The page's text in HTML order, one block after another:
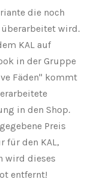
die noch
wird.
KAL auf
in der Gruppe
Fäden" kommt
in den Shop.
Preis
für den KAL,
wird dieses
entfernt!